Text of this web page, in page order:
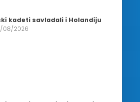
kadeti savladali i Holandiju
08/2026